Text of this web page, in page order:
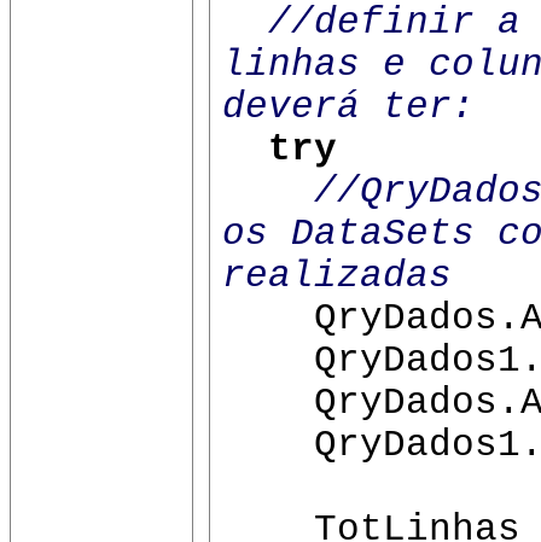
//definir a
linhas e
deverá ter:
try
//
os DataSets
realizadas
TotLinhas